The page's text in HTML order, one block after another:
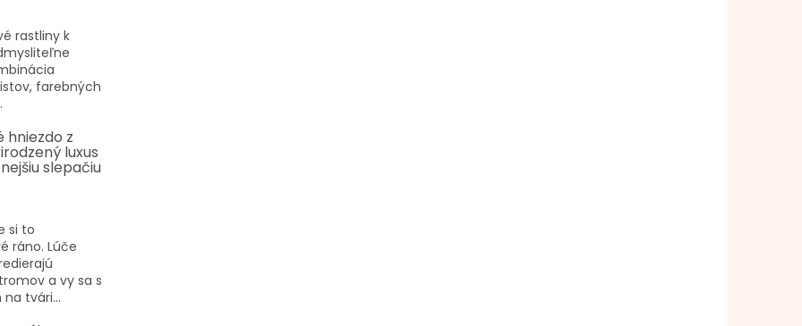
rastliny k
farebných
hniezdo z
luxus
slepačiu
si to
ráno. Lúče
a vy sa s
tvári...